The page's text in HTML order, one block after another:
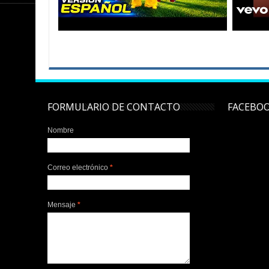
FORMULARIO DE CONTACTO
Nombre
Correo electrónico *
Mensaje *